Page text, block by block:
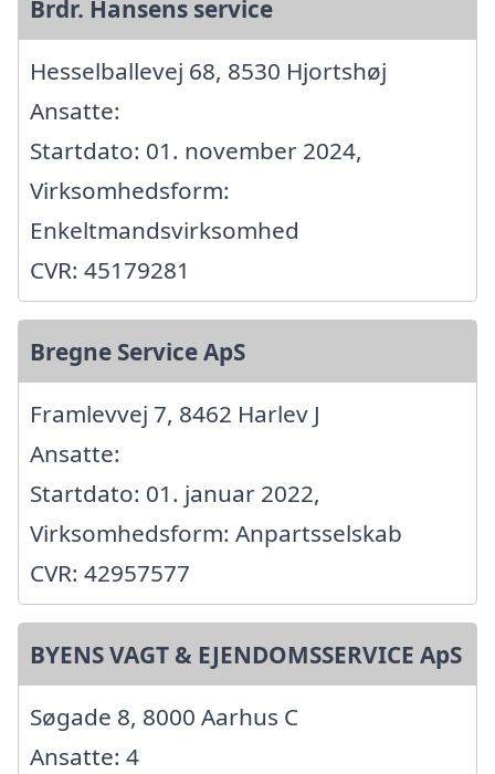
Brdr. Hansens service
Hesselballevej 68, 8530 Hjortshøj
Ansatte:
Startdato: 01. november 2024,
Virksomhedsform:
Enkeltmandsvirksomhed
CVR: 45179281
Bregne Service ApS
Framlevvej 7, 8462 Harlev J
Ansatte:
Startdato: 01. januar 2022,
Virksomhedsform: Anpartsselskab
CVR: 42957577
BYENS VAGT & EJENDOMSSERVICE ApS
Søgade 8, 8000 Aarhus C
Ansatte: 4